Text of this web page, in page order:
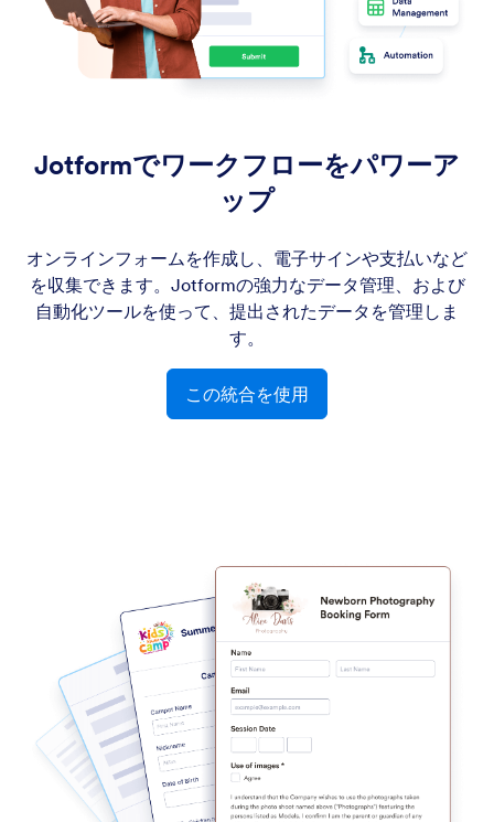
Jotformでワークフローをパワーア
ップ
オンラインフォームを作成し、電子サインや支払いなど
を収集できます。Jotformの強力なデータ管理、および
自動化ツールを使って、提出されたデータを管理しま
す。
この統合を使用